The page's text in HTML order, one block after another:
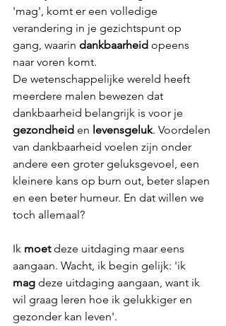
'mag', komt er een volledige
verandering in je gezichtspunt op
gang, waarin dankbaarheid opeens
naar voren komt.
De wetenschappelijke wereld heeft
meerdere malen bewezen dat
dankbaarheid belangrijk is voor je
gezondheid en levensgeluk. Voordelen
van dankbaarheid voelen zijn onder
andere een groter geluksgevoel, een
kleinere kans op burn out, beter slapen
en een beter humeur. En dat willen we
toch allemaal?
Ik moet deze uitdaging maar eens
aangaan. Wacht, ik begin gelijk: 'ik
mag deze uitdaging aangaan, want ik
wil graag leren hoe ik gelukkiger en
gezonder kan leven'.